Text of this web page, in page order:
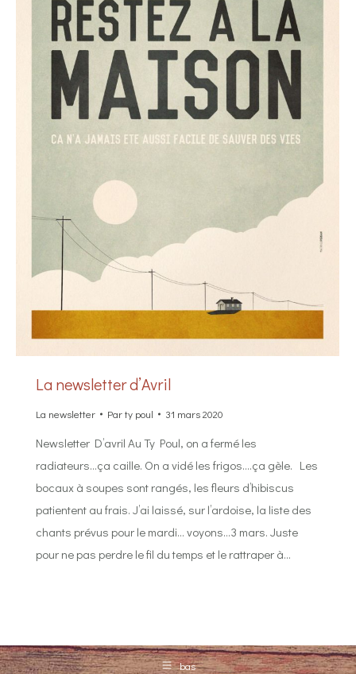
La newsletter d’Avril
La newsletter Party poul 31 mars 2020
Newsletter D’avril Au Ty Poul, on a fermé les
radiateurs…ça caille. On a vidé les frigos….ça gèle. Les
bocaux à soupes sont rangés, les fleurs d’hibiscus
patientent au frais. J’ai laissé, sur l’ardoise, la liste des
chants prévus pour le mardi… voyons…3 mars. Juste
pour ne pas perdre le fil du temps et le rattraper à…
bas